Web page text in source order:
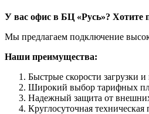
У вас офис в БЦ «Русь»? Хотите
Мы предлагаем подключение
Наши преимущества:
Быстрые скорости загрузки
Широкий выбор тарифных
Надежный защита от
Круглосуточная